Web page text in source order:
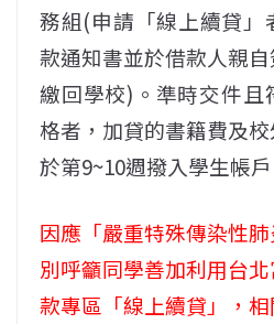
務組(申請「線上續貸」
款通知書並於借款人親
繳回學校)。準時交件且
格者，加貸的書籍費及
於第9~10週撥入學生帳戶
因應「嚴重特殊傳染性
別呼籲同學善加利用台
款專區「線上續貸」，